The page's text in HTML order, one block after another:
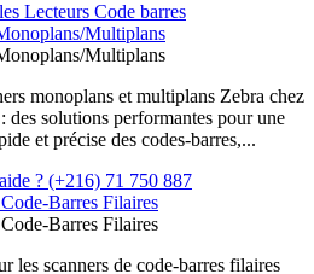
Lecteurs Code barres
Multiplans
Multiplans
monoplans et multiplans Zebra chez
des solutions performantes pour une
et précise des codes-barres,...
? (+216) 71 750 887
Barres Filaires
Barres Filaires
les scanners de code-barres filaires